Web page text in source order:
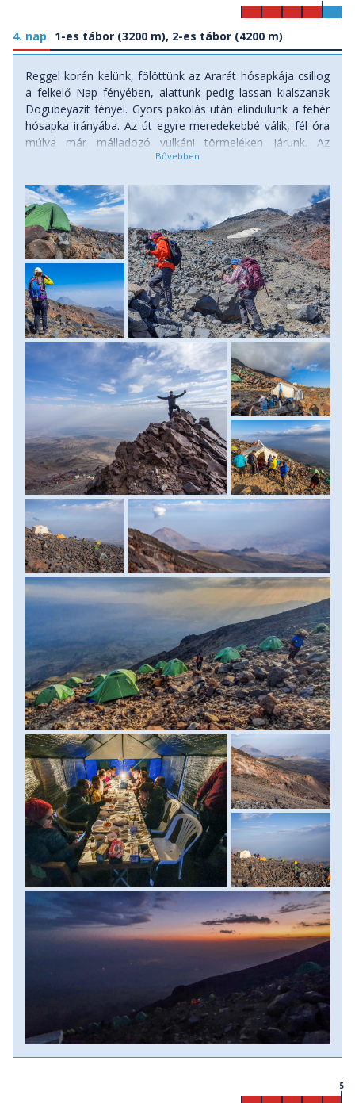
4. nap 1-es tábor (3200 m), 2-es tábor (4200 m)
Reggel korán kelünk, fölöttünk az Ararát hósapkája csillog
a felkelő Nap fényében, alattunk pedig lassan kialszanak
Dogubeyazit fényei. Gyors pakolás után elindulunk a fehér
hósapka irányába. Az út egyre meredekebbé válik, fél óra
múlva már málladozó vulkáni törmeléken járunk. Az
összefüggő, legeltetett gyep eltűnik, helyette viszont a
meredeken szerpentinezik egyre feljebb, mi meg levegő
után kapkodunk. Itt az ideje lassítani! Nem szabad
túlhajtani magunkat, mert holnap csúcstámadás, inkább
arra tartalékoljuk erőnket! Lassan haladunk, és egyszer
csak feltűnik a 4200-as tábor feletti hófolt. Innen még vagy
két óra kapaszkodás, és végre ott vagyunk! A kőből épített
szélfogó falak között elfoglalhatjuk sátorhelyünket. A
délutánra nem marad más hátra, minthogy pihenünk, vagy
épp 150 méter további szintet leküzdve egy újabb
gyönyörű kilátóhelyre túrázhatunk fel. Ezek után
kifekhetünk egy hatalmas kőtömbre, és biztonságos
távolságból hallgathatjuk az alattunk leszakadó gleccser
jég és sziklatömbjeinek félelmetes dübörgését. Célszerű
minél hamarabb nyugovóra térni, hiszen következő nap
kora hajnalban kelünk! Menetidő: 4-6 óra, szintkülönbség:
1000 méter fel. Szállás: 2 személyes, magashegyi
sátrakban. Ellátás: reggeli, ebéd, vacsora.
5